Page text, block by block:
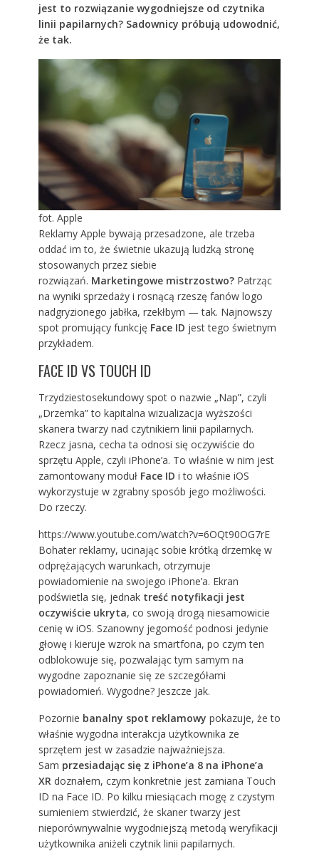
jest to rozwiązanie wygodniejsze od czytnika
linii papilarnych? Sadownicy próbują udowodnić,
że tak.
fot. Apple
Reklamy Apple bywają przesadzone, ale trzeba
oddać im to, że świetnie ukazują ludzką stronę
stosowanych przez siebie
rozwiązań. Marketingowe mistrzostwo?Patrząc
na wyniki sprzedaży i rosnącą rzeszę fanów logo
nadgryzionego jabłka, rzekłbym — tak. Najnowszy
spot promujący funkcję Face ID jest tego świetnym
przykładem.
FACE ID VS TOUCH ID
Trzydziestosekundowy spot o nazwie „Nap”, czyli
„Drzemka” to kapitalna wizualizacja wyższości
skanera twarzy nad czytnikiem linii papilarnych.
Rzecz jasna, cecha ta odnosi się oczywiście do
sprzętu Apple, czyli iPhone’a. To właśnie w nim jest
zamontowany moduł Face ID i to właśnie iOS
wykorzystuje w zgrabny sposób jego możliwości.
Do rzeczy.
https://www.youtube.com/watch?v=6OQt90OG7rE
Bohater reklamy, ucinając sobie krótką drzemkę w
odprężających warunkach, otrzymuje
powiadomienie na swojego iPhone’a. Ekran
podświetla się, jednak treść notyfikacji jest
oczywiście ukryta, co swoją drogą niesamowicie
cenię w iOS. Szanowny jegomość podnosi jedynie
głowę i kieruje wzrok na smartfona, po czym ten
odblokowuje się, pozwalając tym samym na
wygodne zapoznanie się ze szczegółami
powiadomień. Wygodne? Jeszcze jak.
Pozornie banalny spot reklamowy pokazuje, że to
właśnie wygodna interakcja użytkownika ze
sprzętem jest w zasadzie najważniejsza.
Sam przesiadając się z iPhone’a 8 na iPhone’a
XRdoznałem, czym konkretnie jest zamiana Touch
ID na Face ID. Po kilku miesiącach mogę z czystym
sumieniem stwierdzić, że skaner twarzy jest
nieporównywalnie wygodniejszą metodą weryfikacji
użytkownika aniżeli czytnik linii papilarnych.